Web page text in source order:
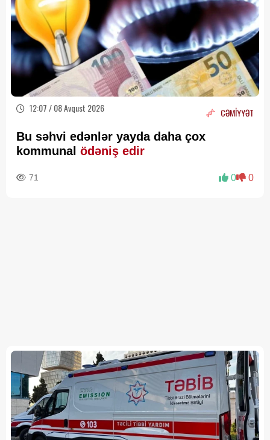
12:07 / 08 Avqust 2026 CƏMİYYƏT
Bu səhvi edənlər yayda daha çox
kommunal ödəniş edir
71 0 0